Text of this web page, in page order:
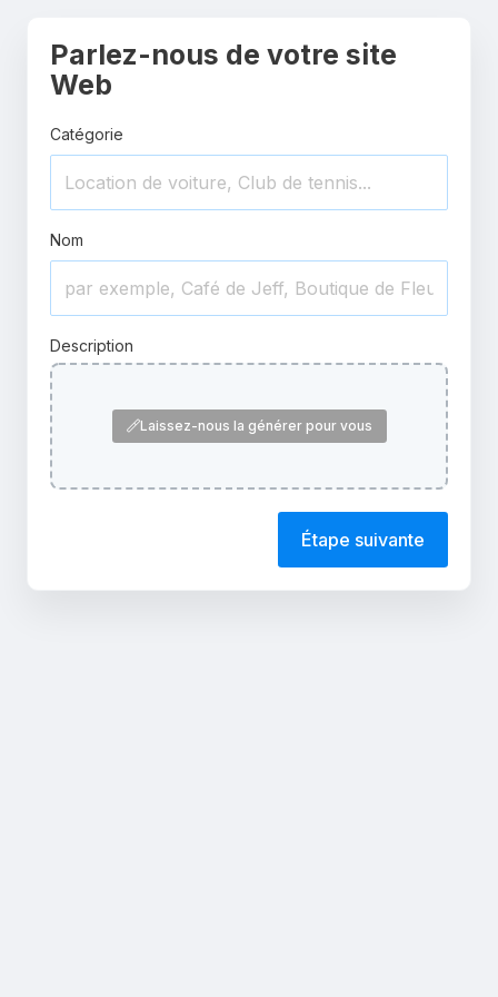
Parlez-nous de votre site
Web
Catégorie
Nom
Description
Laissez-nous la générer pour vous
Étape suivante